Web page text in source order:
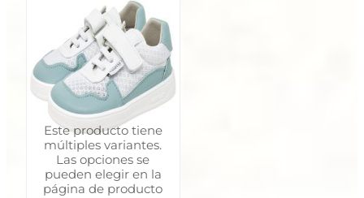
Este producto tiene
múltiples variantes.
Las opciones se
pueden elegir en la
página de producto